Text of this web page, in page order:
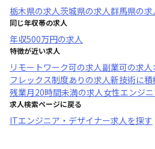
栃木県の求人茨城県の求人群馬県の求
同じ年収帯の求人
年収500万円の求人
特徴が近い求人
リモートワーク可の求人副業可の求人
フレックス制度あり の求人新技術に積
残業月20時間未満の求人女性エンジ
求人検索ページに戻る
ITエンジニア・デザイナー求人を探す